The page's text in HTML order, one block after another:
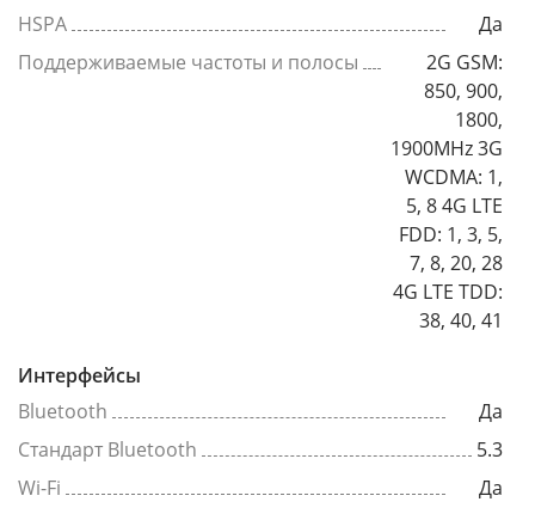
HSPA
Да
Поддерживаемые частоты и полосы
2G GSM:
850, 900,
1800,
1900MHz 3G
WCDMA: 1,
5, 8 4G LTE
FDD: 1, 3, 5,
7, 8, 20, 28
4G LTE TDD:
38, 40, 41
Интерфейсы
Bluetooth
Да
Стандарт Bluetooth
5.3
Wi-Fi
Да